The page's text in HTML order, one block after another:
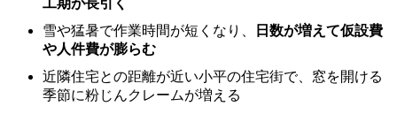
雪や猛暑で作業時間が短くなり、
日数が増えて仮設費
や人件費が膨らむ
近隣住宅との距離が近い小平の住宅街で、窓を開ける
季節に粉じんクレームが増える